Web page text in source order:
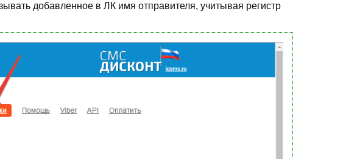
добавленное в ЛК имя отправителя, учитывая регистр